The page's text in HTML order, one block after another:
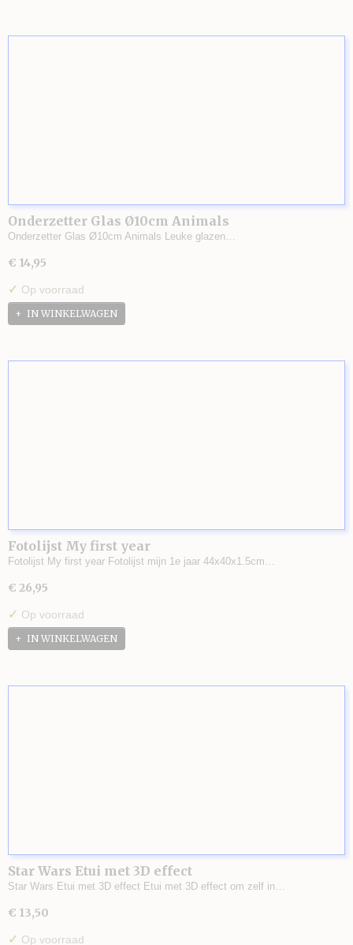
Onderzetter Glas Ø10cm Animals
Onderzetter Glas Ø10cm Animals Leuke glazen…
€ 14,95
✓ Op voorraad
IN WINKELWAGEN
Fotolijst My first year
Fotolijst My first year Fotolijst mijn 1e jaar 44x40x1.5cm…
€ 26,95
✓ Op voorraad
IN WINKELWAGEN
Star Wars Etui met 3D effect
Star Wars Etui met 3D effect Etui met 3D effect om zelf in…
€ 13,50
✓ Op voorraad